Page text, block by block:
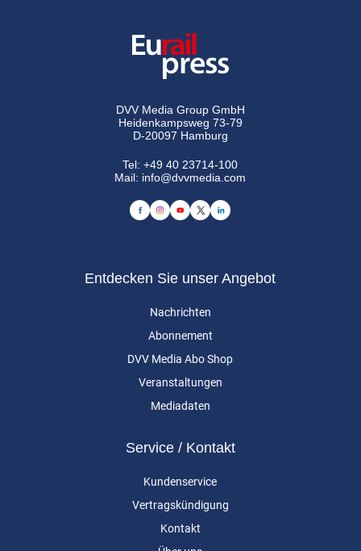
DVV Media Group GmbH
Heidenkampsweg 73-79
D-20097 Hamburg
Tel:+49 40 23714-100
Mail: info@dvvmedia.com
Entdecken Sie unser Angebot
Nachrichten
Abonnement
DVV Media Abo Shop
Veranstaltungen
Mediadaten
Service / Kontakt
Kundenservice
Vertragskündigung
Kontakt